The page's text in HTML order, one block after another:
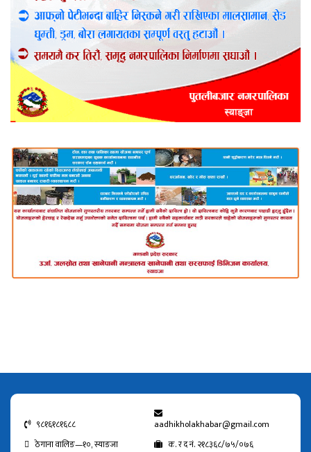
९८१६१८१६८८
aadhikholakhabar@gmail.com
ठेगाना वालिङ—१०, स्याङजा
क. र द नं. २१८३६८/७५/०७६